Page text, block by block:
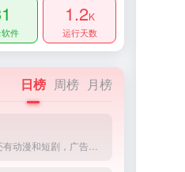
件
1.2K
运行天数
日榜 周榜 月榜